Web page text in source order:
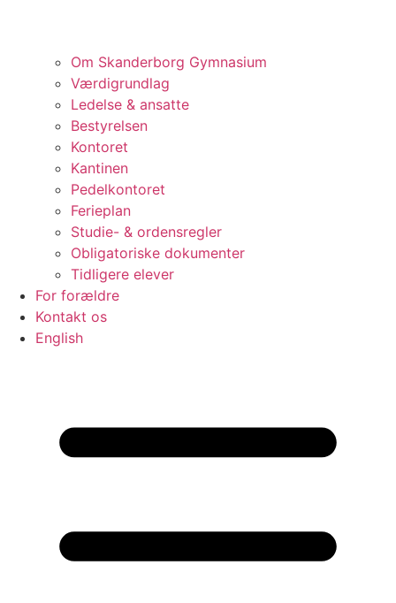
Om Skanderborg Gymnasium
Værdigrundlag
Ledelse & ansatte
Bestyrelsen
Kontoret
Kantinen
Pedelkontoret
Ferieplan
Studie- & ordensregler
Obligatoriske dokumenter
Tidligere elever
For forældre
Kontakt os
English